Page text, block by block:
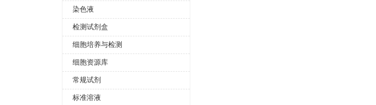
染色液
检测试剂盒
细胞培养与检测
细胞资源库
常规试剂
标准溶液